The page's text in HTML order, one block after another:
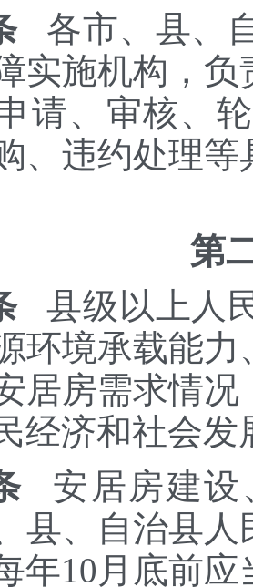
各市、县、
实施机构，
请、审核、
、违约处理
第
县级以上人
环境承载能
居房需求情
经济和社会
安居房建设
县、自治县
年10月底前